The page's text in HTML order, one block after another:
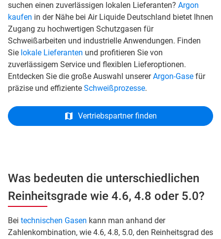
suchen einen zuverlässigen lokalen Lieferanten? Argon
kaufen in der Nähe bei Air Liquide Deutschland bietet Ihnen
Zugang zu hochwertigen Schutzgasen für
Schweißarbeiten und industrielle Anwendungen. Finden
Sie lokale Lieferanten und profitieren Sie von
zuverlässigem Service und flexiblen Lieferoptionen.
Entdecken Sie die große Auswahl unsererArgon-Gase für
präzise und effiziente Schweißprozesse.
Vertriebspartner finden
Was bedeuten die unterschiedlichen
Reinheitsgrade wie 4.6, 4.8 oder 5.0?
Bei technischen Gasen kann man anhand der
Zahlenkombination, wie 4.6, 4.8, 5.0, den Reinheitsgrad des